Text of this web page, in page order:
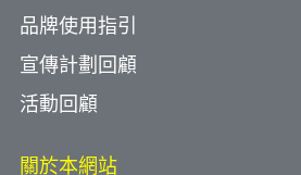
品牌使用指引
宣傳計劃回顧
活動回顧
關於本網站